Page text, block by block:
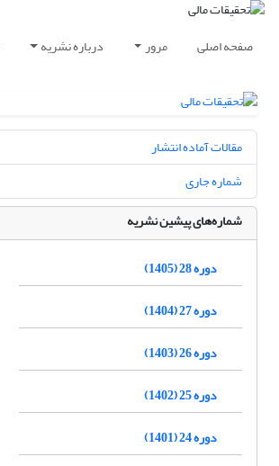
صفحه اصلی مرور درباره نشریه
مقالات آماده انتشار
شماره جاری
شماره‌های پیشین نشریه
دوره 28 (1405)
دوره 27 (1404)
دوره 26 (1403)
دوره 25 (1402)
دوره 24 (1401)